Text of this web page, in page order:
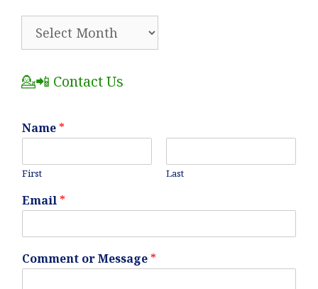
💁📲 Contact Us
Name *
First Last
Email *
Comment or Message *